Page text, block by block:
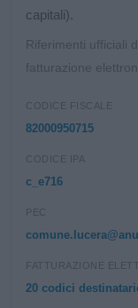
capitali).
Riferimenti ufficiali
fatturazione
CODICE FISCALE
82000950715
CODICE IPA
c_e716
PEC
FATTURAZIONE
20 codici